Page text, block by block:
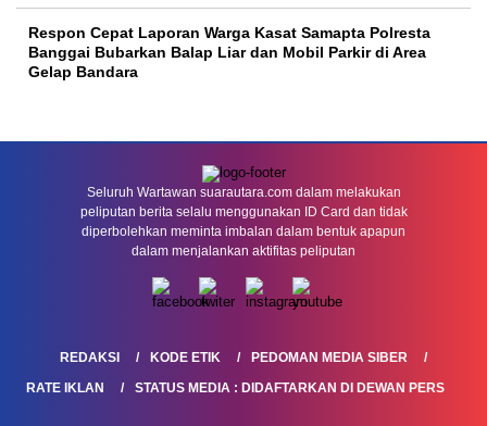
Respon Cepat Laporan Warga Kasat Samapta Polresta
Banggai Bubarkan Balap Liar dan Mobil Parkir di Area
Gelap Bandara
Seluruh Wartawan suarautara.com dalam melakukan
peliputan berita selalu menggunakan ID Card dan tidak
diperbolehkan meminta imbalan dalam bentuk apapun
dalam menjalankan aktifitas peliputan
REDAKSI KODE ETIK
PEDOMAN MEDIA SIBER
RATE IKLAN
STATUS MEDIA : DIDAFTARKAN DI DEWAN PERS